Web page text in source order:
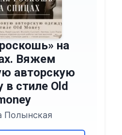
на
Вяжем
авторскую
стиле Old
Полынская